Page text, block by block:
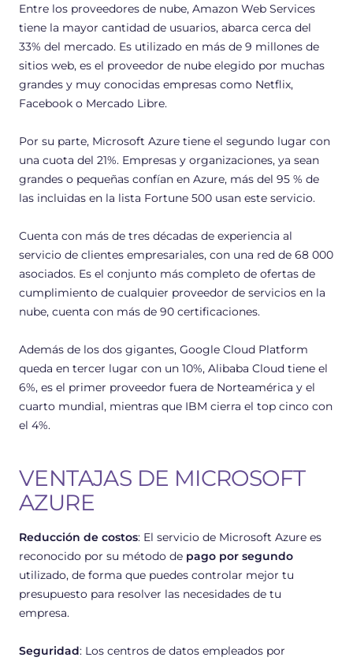
Entre los proveedores de nube, Amazon Web Services
tiene la mayor cantidad de usuarios, abarca cerca del
33% del mercado. Es utilizado en más de 9 millones de
sitios web, es el proveedor de nube elegido por muchas
grandes y muy conocidas empresas como Netflix,
Facebook o Mercado Libre.
Por su parte, Microsoft Azure tiene el segundo lugar con
una cuota del 21%. Empresas y organizaciones, ya sean
grandes o pequeñas confían en Azure, más del 95 % de
las incluidas en la lista Fortune 500 usan este servicio.
Cuenta con más de tres décadas de experiencia al
servicio de clientes empresariales, con una red de 68 000
asociados. Es el conjunto más completo de ofertas de
cumplimiento de cualquier proveedor de servicios en la
nube, cuenta con más de 90 certificaciones.
Además de los dos gigantes, Google Cloud Platform
queda en tercer lugar con un 10%, Alibaba Cloud tiene el
6%, es el primer proveedor fuera de Norteamérica y el
cuarto mundial, mientras que IBM cierra el top cinco con
el 4%.
VENTAJAS DE MICROSOFT
AZURE
Reducción de costos: El servicio de Microsoft Azure es
reconocido por su método de pago por segundo
utilizado, de forma que puedes controlar mejor tu
presupuesto para resolver las necesidades de tu
empresa.
Seguridad: Los centros de datos empleados por